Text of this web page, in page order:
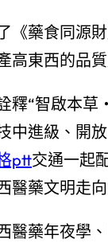
《藥食同源
高東西的品
釋“智啟本草
中進級、開
ptt交通一起
醫藥文明走
醫藥年夜學